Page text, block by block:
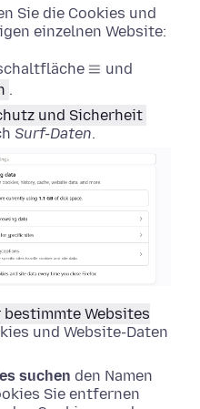
Sie die Cookies und
einzelnen Website:
und
.
und Sicherheit
Surf-Daten.
bestimmte Websites
und Website-Daten
suchen den Namen
Sie entfernen